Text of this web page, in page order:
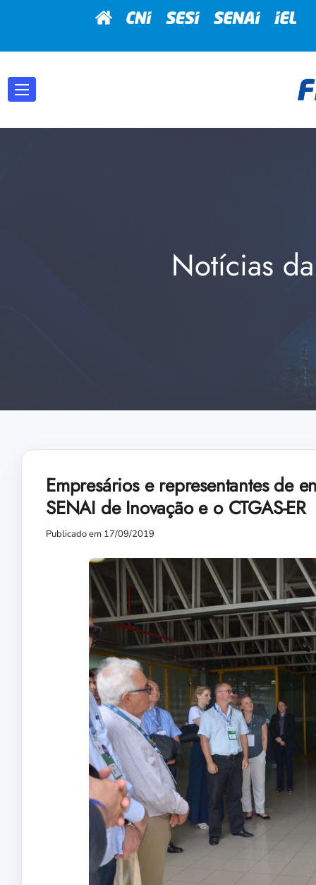
Notícias
Empresários e representantes de
SENAI de Inovação e o CTGAS-ER
Publicado em 17/09/2019